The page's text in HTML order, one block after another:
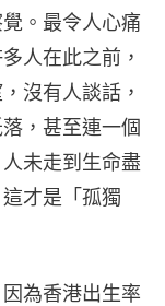
。最令人心痛
人在此之前，
沒有人談話，
，甚至連一個
未走到生命盡
才是「孤獨
為香港出生率